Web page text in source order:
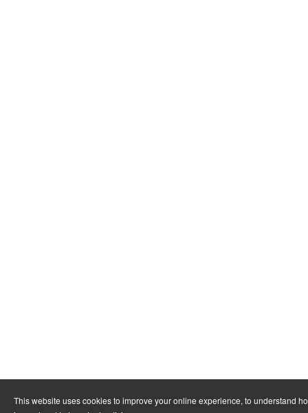
This website uses cookies to improve your online experience, to understand